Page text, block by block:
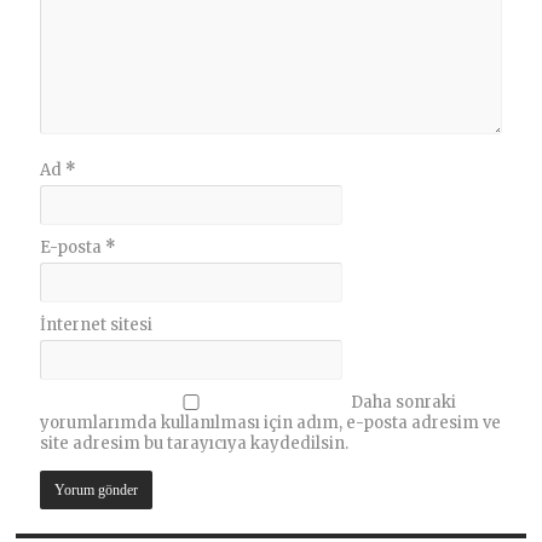
Ad *
E-posta *
İnternet sitesi
Daha sonraki
yorumlarımda kullanılması için adım, e-posta adresim ve
site adresim bu tarayıcıya kaydedilsin.